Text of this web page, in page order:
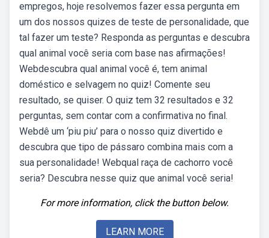
empregos, hoje resolvemos fazer essa pergunta em
um dos nossos quizes de teste de personalidade, que
tal fazer um teste? Responda as perguntas e descubra
qual animal você seria com base nas afirmações!
Webdescubra qual animal você é, tem animal
doméstico e selvagem no quiz! Comente seu
resultado, se quiser. O quiz tem 32 resultados e 32
perguntas, sem contar com a confirmativa no final.
Webdê um ‘piu piu’ para o nosso quiz divertido e
descubra que tipo de pássaro combina mais com a
sua personalidade! Webqual raça de cachorro você
seria? Descubra nesse quiz que animal você seria!
For more information, click the button below.
LEARN MORE